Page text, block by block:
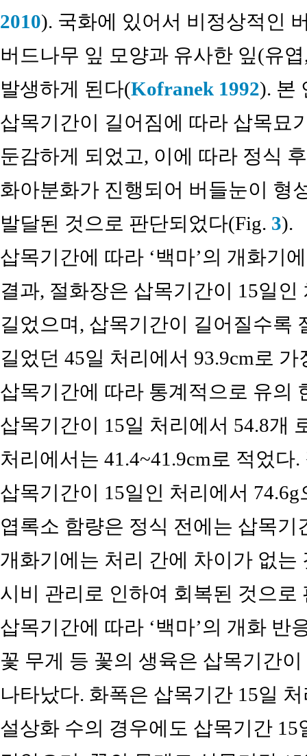
2010). 국화에 있어서 비정상적인
버드나무 잎 모양과 유사한 잎(유엽
발생하게 된다(Kofranek 1992). 본
삽목기간이 길어짐에 따라 삽목묘
둔감하게 되었고, 이에 따라 정식
화아분화가 진행되어 버들눈이 형
발달된 것으로 판단되었다(Fig. 3).
삽목기간에 따라 ‘백마’의 개화기
결과, 절화장은 삽목기간이 15일인
길었으며, 삽목기간이 길어질수록
길었던 45일 처리에서 93.9cm로
삽목기간에 따라 통계적으로 유의
삽목기간이 15일 처리에서 54.8개
처리에서는 41.4~41.9cm로 적었
삽목기간이 15일인 처리에서
엽록소 함량은 정식 전에는 삽목
개화기에는 처리 간에 차이가 없
시비 관리로 인하여 회복된 것으로
삽목기간에 따라 ‘백마’의 개화 반
꽃 무게 등 꽃의 생육은 삽목기간
나타났다. 화폭은 삽목기간 15일
설상화 수의 경우에도 삽목기간 15